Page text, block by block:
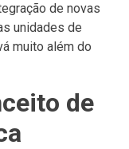
de novas
unidades de
muito além do
de